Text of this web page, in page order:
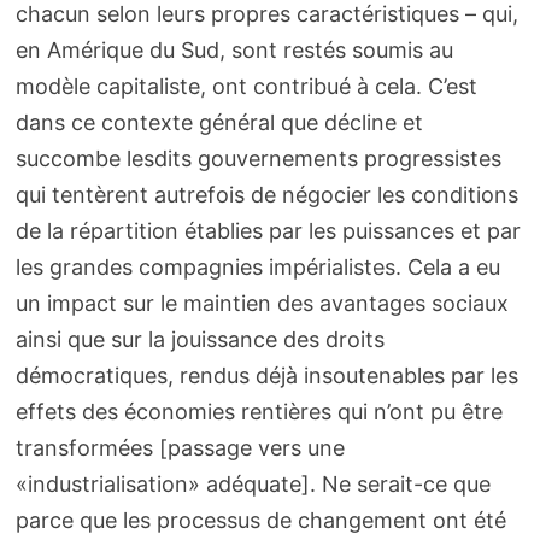
chacun selon leurs propres caractéristiques – qui,
en Amérique du Sud, sont restés soumis au
modèle capitaliste, ont contribué à cela. C’est
dans ce contexte général que décline et
succombe lesdits gouvernements progressistes
qui tentèrent autrefois de négocier les conditions
de la répartition établies par les puissances et par
les grandes compagnies impérialistes. Cela a eu
un impact sur le maintien des avantages sociaux
ainsi que sur la jouissance des droits
démocratiques, rendus déjà insoutenables par les
effets des économies rentières qui n’ont pu être
transformées [passage vers une
«industrialisation» adéquate]. Ne serait-ce que
parce que les processus de changement ont été